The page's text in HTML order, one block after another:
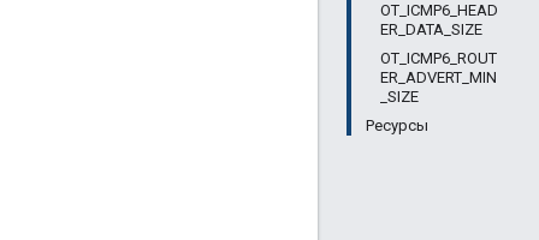
OT_ICMP6_HEAD
ER_DATA_SIZE
OT_ICMP6_ROUT
ER_ADVERT_MIN
_SIZE
Ресурсы